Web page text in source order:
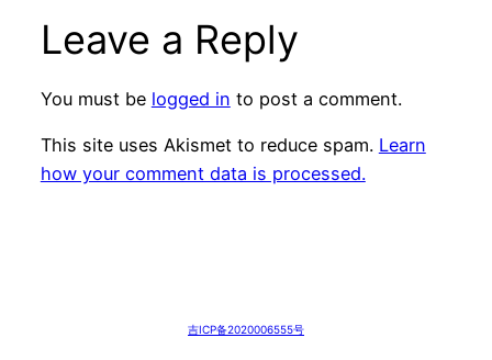
Leave a Reply
You must be logged in to post a comment.
This site uses Akismet to reduce spam. Learn
how your comment data is processed.
吉ICP备2020006555号